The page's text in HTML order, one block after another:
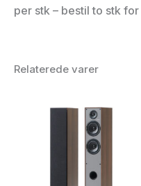
per stk – bestil to stk
Relaterede varer